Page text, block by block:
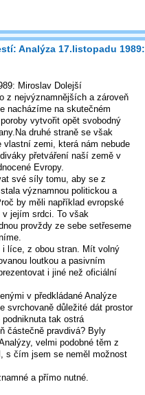
Analýza 17.listopadu 1989:
Miroslav Dolejší
z nejvýznamnějších a zároveň
nacházíme na skutečném
vytvořit opět svobodný
druhé straně se však
zemi, která nám nebude
přetváření naší země v
Evropy.
své síly tomu, aby se z
významnou politickou a
by měli například evropské
jejím srdci. To však
provždy ze sebe setřeseme
líce, z obou stran. Mít volný
loutkou a pasivním
i jiné než oficiální
v předkládané Analýze
svrchovaně důležité dát prostor
tak ostrá
částečně pravdivá? Byly
velmi podobné těm z
s čím jsem se neměl možnost
a přímo nutné.